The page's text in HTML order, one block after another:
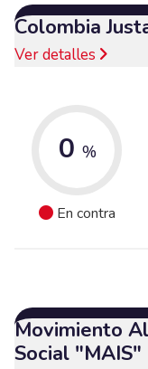
Colombia
Ver detalles
0 %
En contra
Movimiento
Social "MAIS"